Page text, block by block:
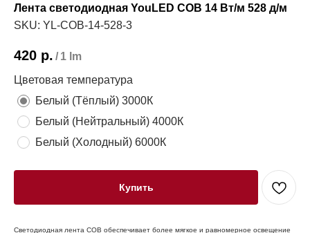
Лента светодиодная YouLED COB 14 Вт/м 528 д/м
SKU: YL-COB-14-528-3
420 р. / 1 lm
Цветовая температура
Белый (Тёплый) 3000К
Белый (Нейтральный) 4000К
Белый (Холодный) 6000К
Купить
Светодиодная лента COB обеспечивает более мягкое и равномерное освещение